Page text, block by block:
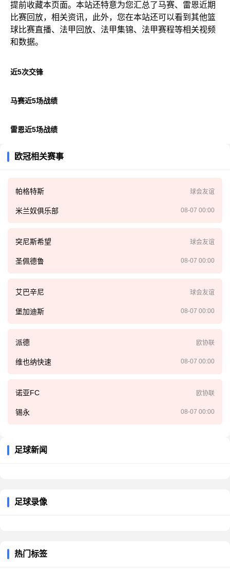
提前收藏本页面。本站还特意为您汇总了马赛、雷恩近期
比赛回放，相关资讯，此外，您在本站还可以看到其他篮
球比赛直播、法甲回放、法甲集锦、法甲赛程等相关视频
和数据。
近5次交锋
马赛近5场战绩
雷恩近5场战绩
欧冠相关赛事
帕格特斯 球会友谊
米兰奴俱乐部 08-07 00:00
突尼斯希望 球会友谊
圣佩德鲁 08-07 00:00
艾巴辛尼 球会友谊
堡加迪斯 08-07 00:00
派德 欧协联
维也纳快速 08-07 00:00
诺亚FC 欧协联
锡永 08-07 00:00
足球新闻
足球录像
热门标签